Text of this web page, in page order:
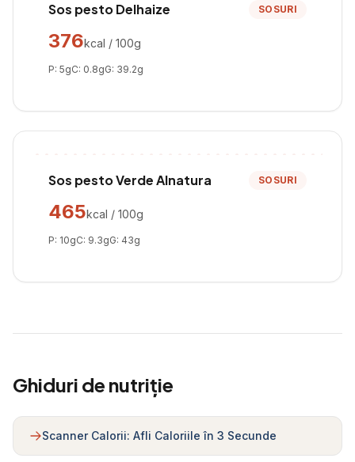
Sos pesto Delhaize SOSURI
376kcal / 100g
P: 5gC: 0.8gG: 39.2g
Sos pesto Verde Alnatura SOSURI
465kcal / 100g
P: 10gC: 9.3gG: 43g
Ghiduri de nutriție
Scanner Calorii: Afli Caloriile în 3 Secunde